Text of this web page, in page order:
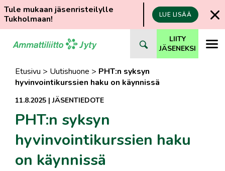
Tule mukaan jäsenristeilylle
Tukholmaan!
LUE LISÄÄ
suoraan
LIITY
JÄSENEKSI
Etusivu > Uutishuone > PHT:n syksyn
hyvinvointikurssien haku on käynnissä
11.8.2025 |JÄSENTIEDOTE
PHT:n syksyn
hyvinvointikurssien haku
on käynnissä